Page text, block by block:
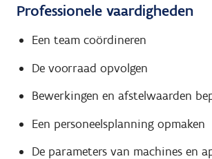
Professionele vaardigheden
Een team coördineren
De voorraad opvolgen
Bewerkingen en afstelwaarden
Een personeelsplanning opmaken
De parameters van machines en